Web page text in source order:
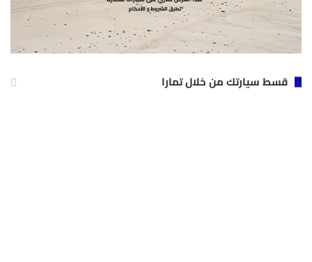
قسط سيارتك من خلال تمارا